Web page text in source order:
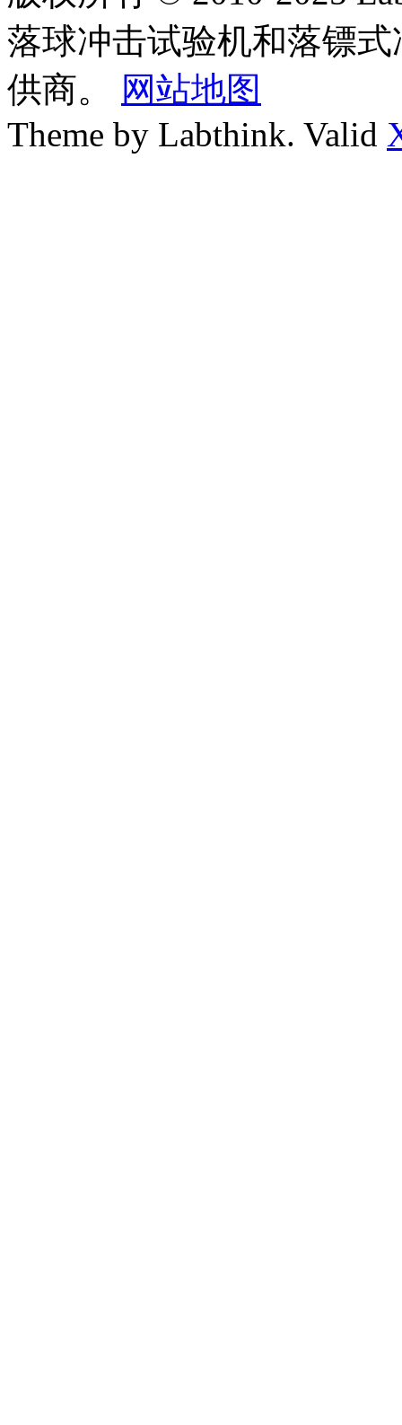
落球冲击试验机和落镖
供商。
网站地图
Theme by Labthink. Valid